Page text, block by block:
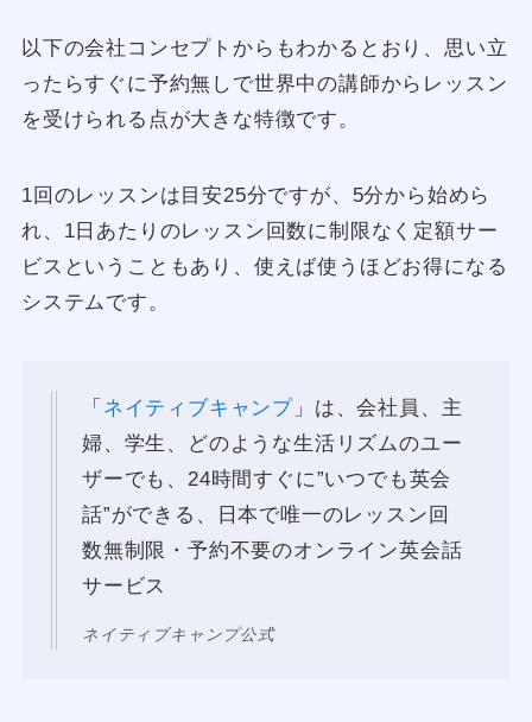
以下の会社コンセプトからもわかるとおり、思い立
ったらすぐに予約無しで世界中の講師からレッスン
を受けられる点が大きな特徴です。
1回のレッスンは目安25分ですが、5分から始めら
れ、1日あたりのレッスン回数に制限なく定額サー
ビスということもあり、使えば使うほどお得になる
システムです。
「 ネイティブキャンプ 」は、会社員、主
婦、学生、どのような生活リズムのユー
ザーでも、24時間すぐに”いつでも英会
話”ができる、日本で唯一のレッスン回
数無制限・予約不要のオンライン英会話
サービス
ネイティブキャンプ公式